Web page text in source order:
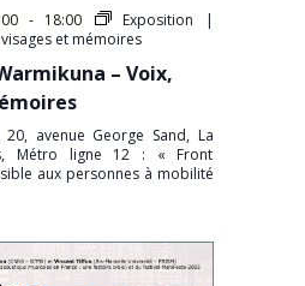
- 18:00
Exposition |
et mémoires
– Voix,
20, avenue George Sand, La
Métro ligne 12 : « Front
aux personnes à mobilité